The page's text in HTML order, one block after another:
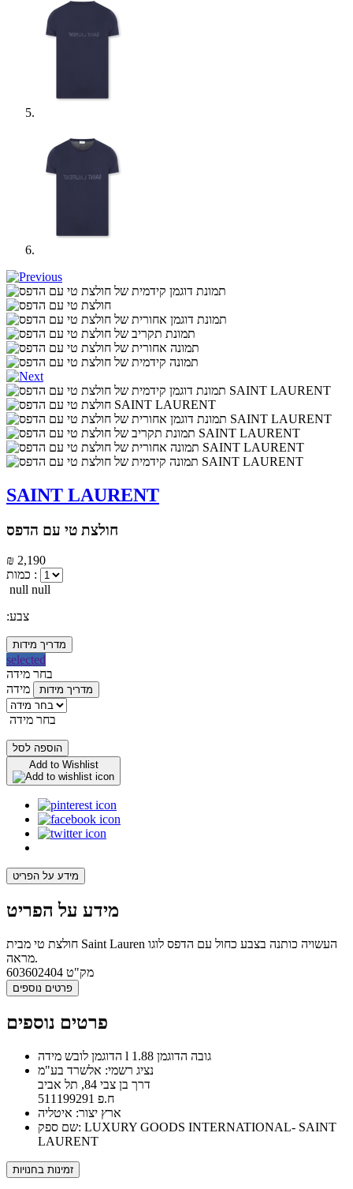
SAINT LAURENT
חולצת טי עם הדפס
₪ 2,190
כמות :
null null
:צבע
מדריך מידות
selected
בחר מידה
מידה
מדריך מידות
בחר מידה
הוספה לסל
Add to Wishlist
מידע על הפריט
מידע על הפריט
חולצת טי מבית Saint Lauren העשויה כותנה בצבע כחול עם הדפס לוגו
מראה.
מק"ט 603602404
פרטים נוספים
פרטים נוספים
הדוגמן לובש מידה l גובה הדוגמן 1.88
נציג רשמי: אלשרד בע"מ
דרך בן צבי 84, תל אביב
ח.פ 511199291
ארץ יצור: איטליה
שם ספק: LUXURY GOODS INTERNATIONAL- SAINT
LAURENT
זמינות בחנויות